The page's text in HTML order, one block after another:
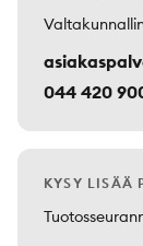
044 420
KYSY LISÄÄ